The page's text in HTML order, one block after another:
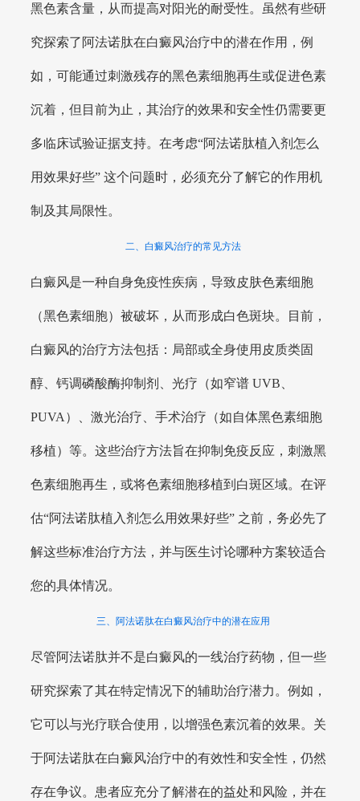
黑色素含量，从而提高对阳光的耐受性。虽然有些研
究探索了阿法诺肽在白癜风治疗中的潜在作用，例
如，可能通过刺激残存的黑色素细胞再生或促进色素
沉着，但目前为止，其治疗的效果和安全性仍需要更
多临床试验证据支持。在考虑“阿法诺肽植入剂怎么
用效果好些” 这个问题时，必须充分了解它的作用机
制及其局限性。
二、白癜风治疗的常见方法
白癜风是一种自身免疫性疾病，导致皮肤色素细胞
（黑色素细胞）被破坏，从而形成白色斑块。目前，
白癜风的治疗方法包括：局部或全身使用皮质类固
醇、钙调磷酸酶抑制剂、光疗（如窄谱 UVB、
PUVA）、激光治疗、手术治疗（如自体黑色素细胞
移植）等。这些治疗方法旨在抑制免疫反应，刺激黑
色素细胞再生，或将色素细胞移植到白斑区域。在评
估“阿法诺肽植入剂怎么用效果好些” 之前，务必先了
解这些标准治疗方法，并与医生讨论哪种方案较适合
您的具体情况。
三、阿法诺肽在白癜风治疗中的潜在应用
尽管阿法诺肽并不是白癜风的一线治疗药物，但一些
研究探索了其在特定情况下的辅助治疗潜力。例如，
它可以与光疗联合使用，以增强色素沉着的效果。关
于阿法诺肽在白癜风治疗中的有效性和安全性，仍然
存在争议。患者应充分了解潜在的益处和风险，并在